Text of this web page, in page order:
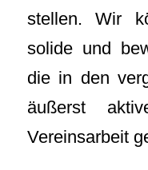
stellen. Wir
solide und
die in den
äußerst
Vereinsarbeit